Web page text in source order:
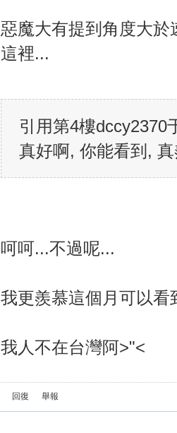
惡魔大有提到角度大
這裡...
引用第4樓dccy2370
真好啊, 你能看到,
呵呵...不過呢...
我更羨慕這個月可以看
我人不在台灣阿>"<
回復 舉報